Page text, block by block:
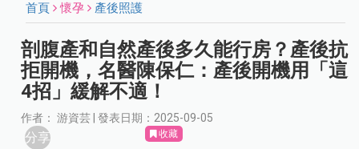
首頁 懷孕 產後照護
剖腹產和自然產後多久能行房？產後抗
拒開機，名醫陳保仁：產後開機用「這
4招」緩解不適！
作者： 游資芸 | 發表日期：2025-09-05
分享 收藏